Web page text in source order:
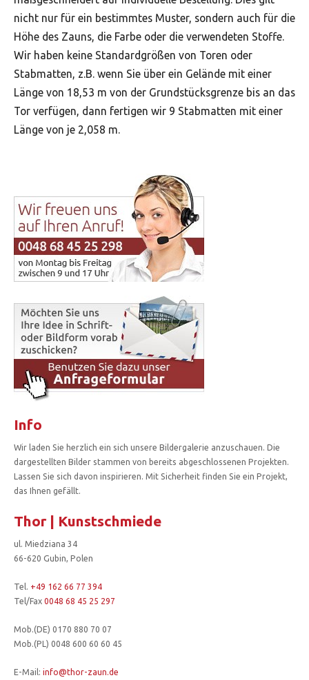
nicht nur für ein bestimmtes Muster, sondern auch für die
Höhe des Zauns, die Farbe oder die verwendeten Stoffe.
Wir haben keine Standardgrößen von Toren oder
Stabmatten, z.B. wenn Sie über ein Gelände mit einer
Länge von 18,53 m von der Grundstücksgrenze bis an das
Tor verfügen, dann fertigen wir 9 Stabmatten mit einer
Länge von je 2,058 m.
Info
Wir laden Sie herzlich ein sich unsere Bildergalerie anzuschauen. Die
dargestellten Bilder stammen von bereits abgeschlossenen Projekten.
Lassen Sie sich davon inspirieren. Mit Sicherheit finden Sie ein Projekt,
das Ihnen gefällt.
Thor | Kunstschmiede
ul. Miedziana 34
66-620 Gubin, Polen
Tel. +49 162 66 77 394
Tel/Fax 0048 68 45 25 297
Mob.(DE) 0170 880 70 07
Mob.(PL) 0048 600 60 60 45
E-Mail: info@thor-zaun.de